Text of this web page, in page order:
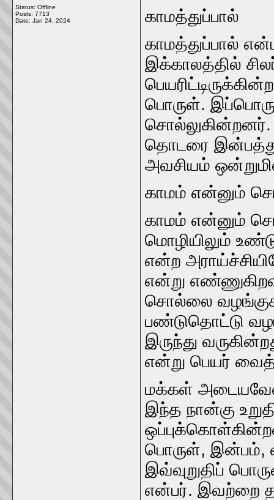
Status: Offline
Posts: 7713
Date: Jan 24, 2024
காமத்துப்பால்‌
காமத்துப்பால்‌
இக்காலத்தில்‌
பொருள்‌.
தொடரை
அவசியம்‌
காமம்‌ என்னும்‌
காமம்‌ என்னும்‌
மொழியிலும்‌
என்ற
என்று
சொல்லை
பண்டுதொட்டு
இருந்து
என்று பெயர்‌
மக்கள்‌
இந்த நான்கு
பொருள்‌, இன்பம்‌,
இவ்‌வுறுதிப்‌
என்பர்‌. இவற்றை